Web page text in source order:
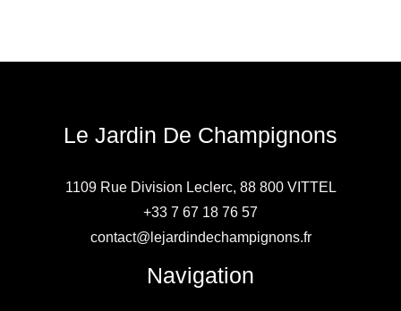
Le Jardin De Champignons
1109 Rue Division Leclerc, 88 800 VITTEL
+33 7 67 18 76 57
contact@lejardindechampignons.fr
Navigation